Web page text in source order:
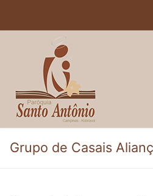
Pesquisar por:
Grupo de Casais